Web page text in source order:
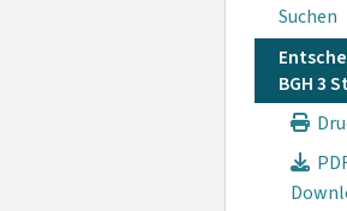
Suchen
BGH 3